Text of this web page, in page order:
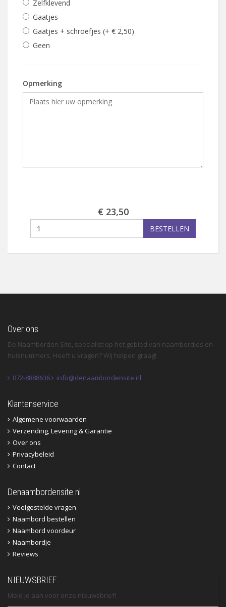
Zelfklevend
Gaatjes
Gaatjes + schroefjes (+ € 2,50)
Geen
Opmerking
€ 23,50
BESTELLEN
Over ons
De Naamborden Site, specialist op het gebied van naambordjes en
huisnummers. Heeft u vragen? Wij helpen graag!
072-8888636 info@denaambordensite.nl
Klantenservice
Algemene voorwaarden
Verzending, Levering & Garantie
Over ons
Privacybeleid
Contact
Denaambordensite.nl
Veelgestelde vragen
Naambord bestellen
Naambord voordeur
Naambordje
Reviews
NIEUWSBRIEF
Meld je aan voor onze nieuwsbrief!